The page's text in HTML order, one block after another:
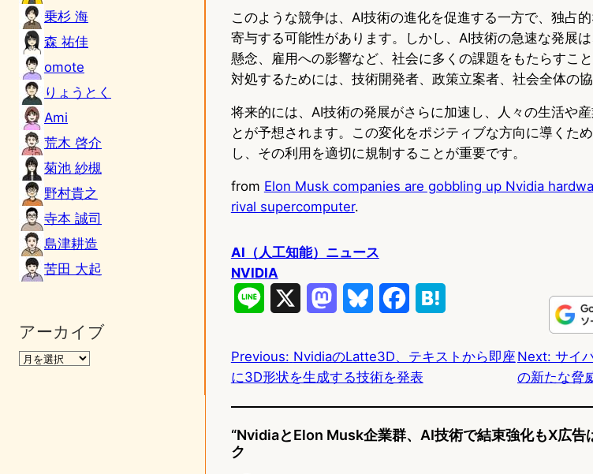
乗杉 海
森 祐佳
omote
りょうとく
Ami
荒木 啓介
菊池 紗槻
野村貴之
寺本 誠司
島津耕造
苦田 大起
アーカイブ
このような競争は、AI技術の進化を促進する一方で、独占
寄与する可能性があります。しかし、AI技術の急速な発展
懸念、雇用への影響など、社会に多くの課題をもたらすこ
対処するためには、技術開発者、政策立案者、社会全体の協
将来的には、AI技術の発展がさらに加速し、人々の生活や
とが予想されます。この変化をポジティブな方向に導くた
し、その利用を適切に規制することが重要です。
from Elon Musk companies are gobbling up Nvidia
rival supercomputer.
AI（人工知能）ニュース
NVIDIA
n
e
s
t
u
e
c
e
o
t
a
Previous: NvidiaのLatte3D、テキストから即座
に3D形状を生成する技術を発表
Next: サイ
の新たな脅
“NvidiaとElon Musk企業群、AI技術で結束強化もX広告
ク